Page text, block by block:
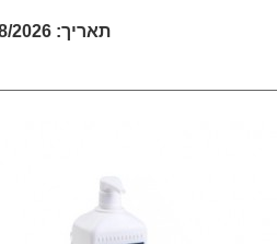
תאריך: 06/08/2026